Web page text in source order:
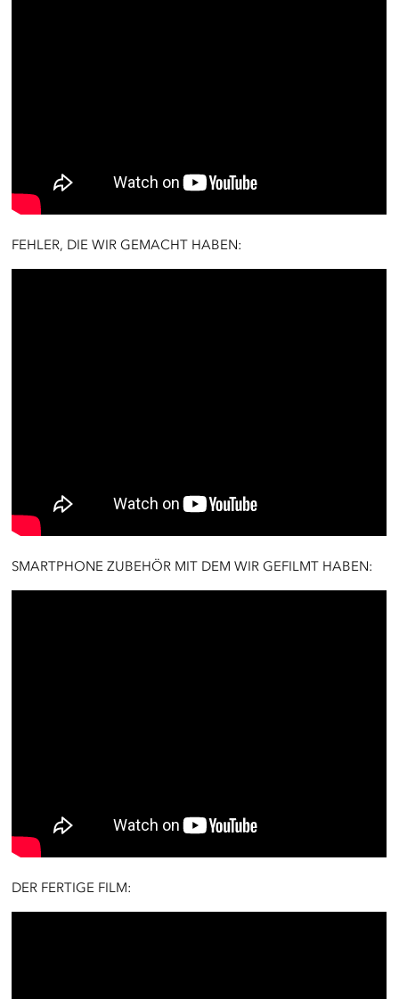
FEHLER, DIE WIR GEMACHT HABEN:
SMARTPHONE ZUBEHÖR MIT DEM WIR GEFILMT HABEN:
DER FERTIGE FILM: